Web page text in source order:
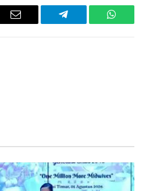
Email Telegram